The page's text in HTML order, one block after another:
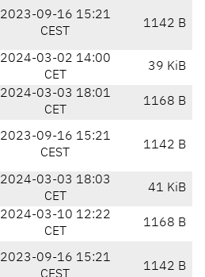
2023-09-16 15:21
CEST
1142 B
2024-03-02 14:00
CET
39 KiB
2024-03-03 18:01
CET
1168 B
2023-09-16 15:21
CEST
1142 B
2024-03-03 18:03
CET
41 KiB
2024-03-10 12:22
CET
1168 B
2023-09-16 15:21
1142 B